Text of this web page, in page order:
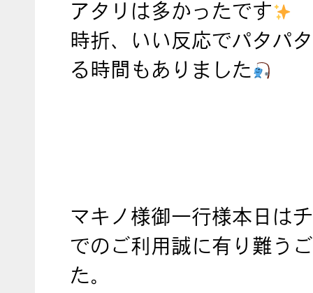
アタリは多かったです
時折、いい反応でパタパ
る時間もありました
マキノ様御一行様本日は
でのご利用誠に有り難う
た。